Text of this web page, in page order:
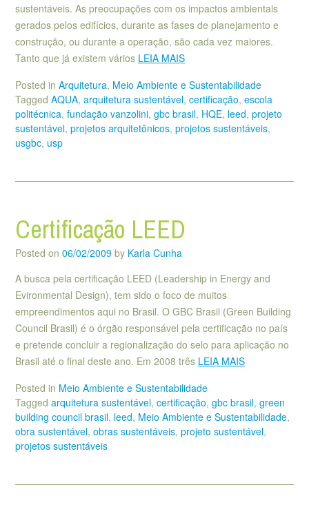
sustentáveis. As preocupações com os impactos ambientais
gerados pelos edifícios, durante as fases de planejamento e
construção, ou durante a operação, são cada vez maiores.
Tanto que já existem vários LEIA MAIS
Posted in Arquitetura, Meio Ambiente e Sustentabilidade
Tagged AQUA, arquitetura sustentável, certificação, escola
politécnica, fundação vanzolini, gbc brasil, HQE, leed, projeto
sustentável, projetos arquitetônicos, projetos sustentáveis,
usgbc, usp
Certificação LEED
Posted on 06/02/2009 by Karla Cunha
A busca pela certificação LEED (Leadership in Energy and
Evironmental Design), tem sido o foco de muitos
empreendimentos aqui no Brasil. O GBC Brasil (Green Building
Council Brasil) é o órgão responsável pela certificação no país
e pretende concluir a regionalização do selo para aplicação no
Brasil até o final deste ano. Em 2008 três LEIA MAIS
Posted in Meio Ambiente e Sustentabilidade
Tagged arquitetura sustentável, certificação, gbc brasil, green
building council brasil, leed, Meio Ambiente e Sustentabilidade,
obra sustentável, obras sustentáveis, projeto sustentável,
projetos sustentáveis